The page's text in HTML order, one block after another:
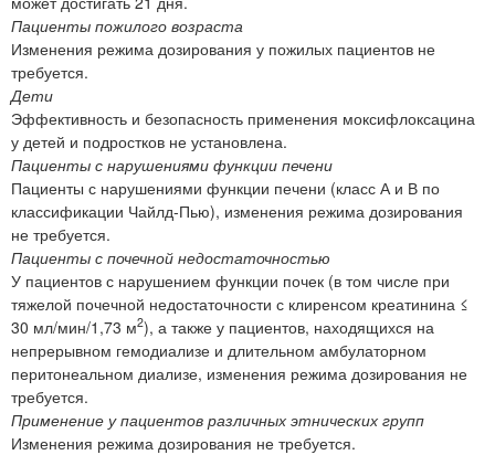
Пациенты пожилого возраста
Изменения режима дозирования у пожилых пациентов не
требуется.
Дети
Эффективность и безопасность применения моксифлоксацина
у детей и подростков не установлена.
Пациенты с нарушениями функции печени
Пациенты с нарушениями функции печени (класс А и В по
классификации Чайлд-Пью), изменения режима дозирования
не требуется.
Пациенты с почечной недостаточностью
У пациентов с нарушением функции почек (в том числе при
тяжелой почечной недостаточности с клиренсом креатинина ≤
30 мл/мин/1,73 м2), а также у пациентов, находящихся на
непрерывном гемодиализе и длительном амбулаторном
перитонеальном диализе, изменения режима дозирования не
требуется.
Применение у пациентов различных этнических групп
Изменения режима дозирования не требуется.